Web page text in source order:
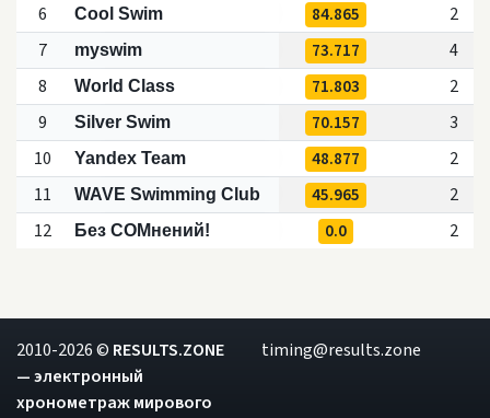
6
Cool Swim 84.865
2
7
myswim 73.717
4
8
World Class 71.803
2
9
Silver Swim 70.157
3
10
Yandex Team 48.877
2
11
WAVE Swimming Club 45.965
2
12
Без СОМнений! 0.0 2
2010-2026 © RESULTS.ZONE
— электронный
хронометраж мирового
timing@results.zone